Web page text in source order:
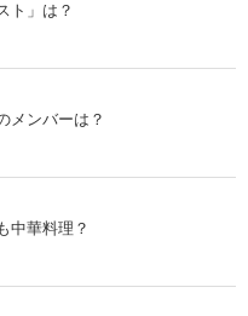
ト」は？
メンバーは？
中華料理？